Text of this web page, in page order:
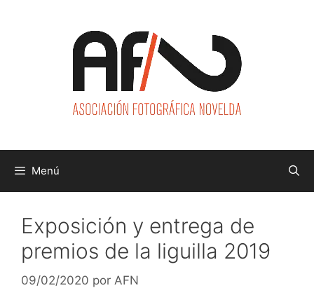
Menú
Exposición y entrega de
premios de la liguilla 2019
09/02/2020 por AFN